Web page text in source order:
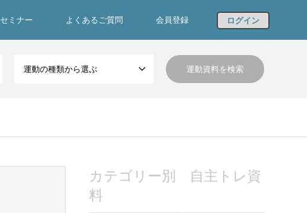
セミナー よくあるご質問 会員登録 ログイン
運動の種類から選ぶ
カテゴリー別 自主トレ資
料